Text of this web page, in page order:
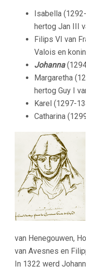
Isabella
hertog Jan III
Filips VI van
Valois en
Johanna
Margaretha
hertog Guy I
Karel (1297-
Catharina
van Henegouwen,
van Avesnes en
In 1322 werd